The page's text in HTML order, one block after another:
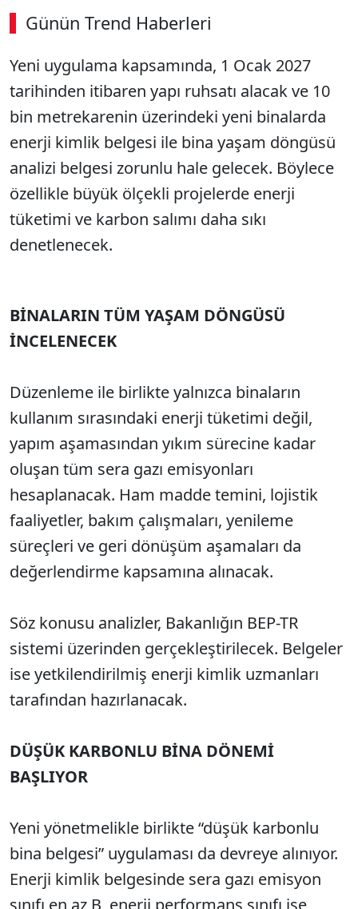
Günün Trend Haberleri
Yeni uygulama kapsamında, 1 Ocak 2027
tarihinden itibaren yapı ruhsatı alacak ve 10
bin metrekarenin üzerindeki yeni binalarda
enerji kimlik belgesi ile bina yaşam döngüsü
analizi belgesi zorunlu hale gelecek. Böylece
özellikle büyük ölçekli projelerde enerji
tüketimi ve karbon salımı daha sıkı
denetlenecek.
BİNALARIN TÜM YAŞAM DÖNGÜSÜ
İNCELENECEK
Düzenleme ile birlikte yalnızca binaların
kullanım sırasındaki enerji tüketimi değil,
yapım aşamasından yıkım sürecine kadar
oluşan tüm sera gazı emisyonları
hesaplanacak. Ham madde temini, lojistik
faaliyetler, bakım çalışmaları, yenileme
süreçleri ve geri dönüşüm aşamaları da
değerlendirme kapsamına alınacak.
Söz konusu analizler, Bakanlığın BEP-TR
sistemi üzerinden gerçekleştirilecek. Belgeler
ise yetkilendirilmiş enerji kimlik uzmanları
tarafından hazırlanacak.
DÜŞÜK KARBONLU BİNA DÖNEMİ
BAŞLIYOR
Yeni yönetmelikle birlikte “düşük karbonlu
bina belgesi” uygulaması da devreye alınıyor.
Enerji kimlik belgesinde sera gazı emisyon
sınıfı en az B, enerji performans sınıfı ise